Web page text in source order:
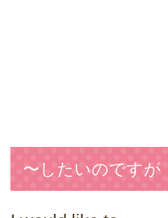
〜したいのですが